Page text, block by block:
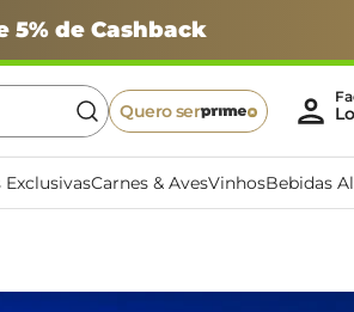
5% de Cashback
Quero ser
ExclusivasCarnes & AvesVinhosBebidas